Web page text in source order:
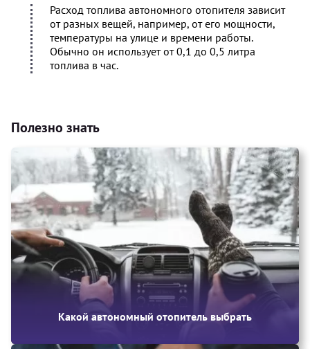
Расход топлива автономного отопителя зависит
от разных вещей, например, от его мощности,
температуры на улице и времени работы.
Обычно он использует от 0,1 до 0,5 литра
топлива в час.
Полезно знать
Какой автономный отопитель выбрать